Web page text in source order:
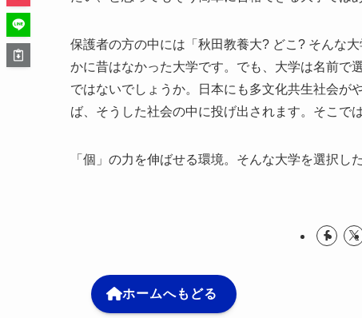
保護者の方の中には「秋田教養大? どこ? そんな
かに昔はなかった大学です。でも、大学は名前で
ではないでしょうか。日本にも多文化共生社会が
ば、そうした社会の中に投げ出されます。そこで
「個」の力を伸ばせる環境。そんな大学を選択し
ホームへもどる